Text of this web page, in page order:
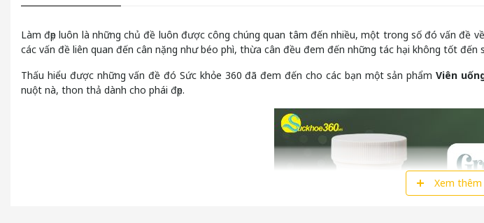
Làm đẹp luôn là những chủ đề luôn được công chúng quan tâm đến nhiều, một trong số đó vấn
các vấn đề liên quan đến cân nặng như béo phì, thừa cân đều đem đến những tác hại không tốt đến
Thấu hiểu được những vấn đề đó Sức khỏe 360 đã đem đến cho các bạn một sản phẩmViên
nuột nà, thon thả dành cho phái đẹp.
Xem thêm